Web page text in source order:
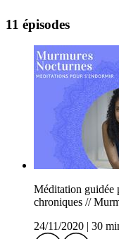
11 épisodes
Méditation guidée
chroniques //
24/11/2020
30